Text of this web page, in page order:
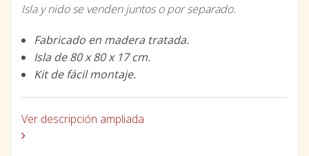
Isla y nido se venden juntos o por separado.
Fabricado en madera tratada.
Isla de 80 x 80 x 17 cm.
Kit de fácil montaje.
Ver descripción ampliada